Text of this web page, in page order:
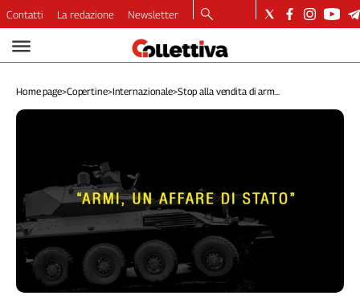
Video
Dirette
Longform
Ambiente
Diritti
Welfare
Italia
Internazionale
Contatti La redazione Newsletter
Home page>Copertine>Internazionale>Stop alla vendita di arm...